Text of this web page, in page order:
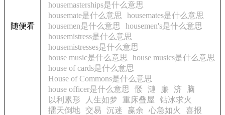
随便看
housemasterships是什么意思
housemate是什么意思
housemates是什么意思
housemen是什么意思
housemen's是什么意思
housemistress是什么意思
housemistresses是什么意思
house music是什么意思
house musics是什么意思
house of cards是什么意思
House of Commons是什么意思
house officer是什么意思
髅 漣 廉 济
脑
以利累形
人生如梦 重床叠屋
钻冰求火
擂天倒地 交易 沉迷 赢余 心急如火
喜报